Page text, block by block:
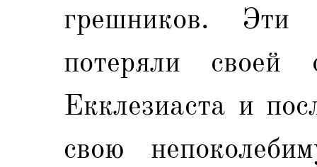
грешников.
потеряли своей
Екклезиаста и
свою